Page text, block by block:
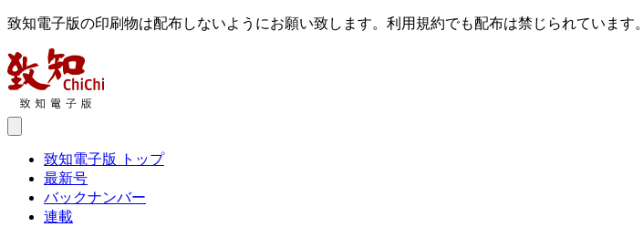
致知電子版の印刷物は配布しないようにお願い致します。利用規約でも配布は禁じられています。
致知電子版 トップ
最新号
バックナンバー
連載